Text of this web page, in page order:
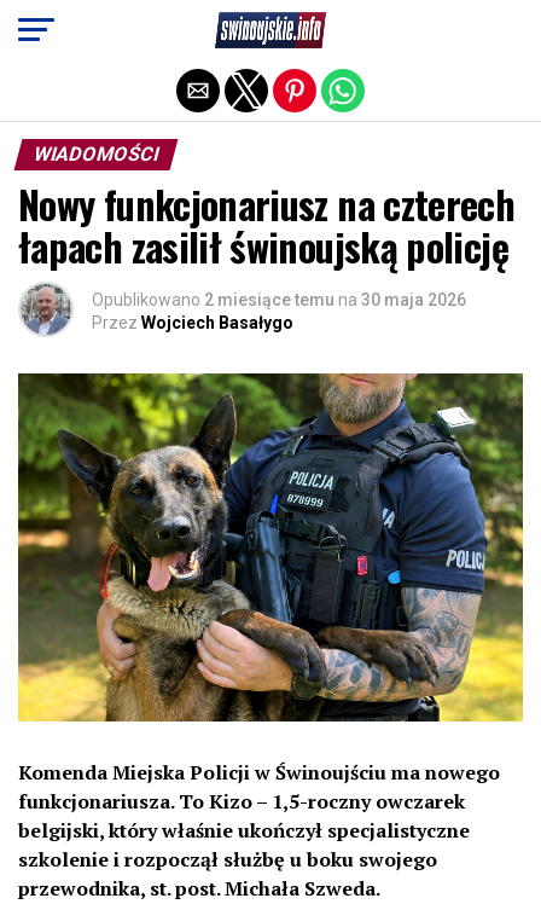
WIADOMOŚCI
Nowy funkcjonariusz na czterech
łapach zasilił świnoujską policję
Opublikowano 2 miesiące temu na 30 maja 2026
Przez Wojciech Basałygo
Komenda Miejska Policji w Świnoujściu ma nowego
funkcjonariusza. To Kizo – 1,5-roczny owczarek
belgijski, który właśnie ukończył specjalistyczne
szkolenie i rozpoczął służbę u boku swojego
przewodnika, st. post. Michała Szweda.
Exit mobile version